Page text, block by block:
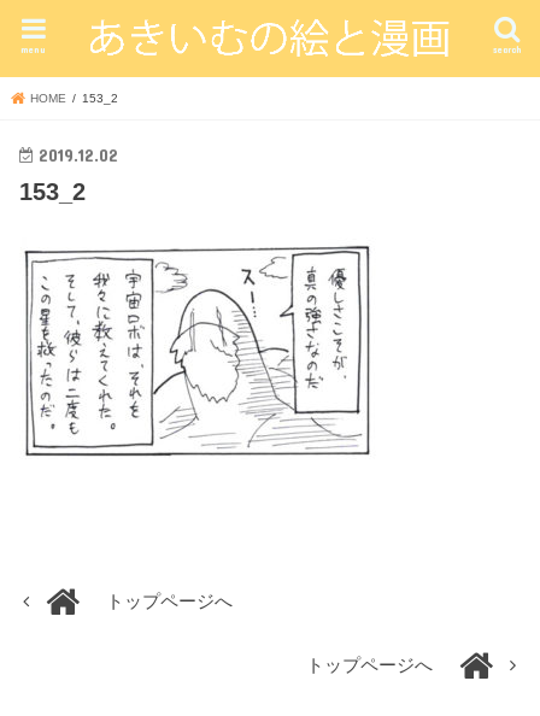
search
menu
HOME 153_2
2019.12.02
153_2
トップページへ
トップページへ